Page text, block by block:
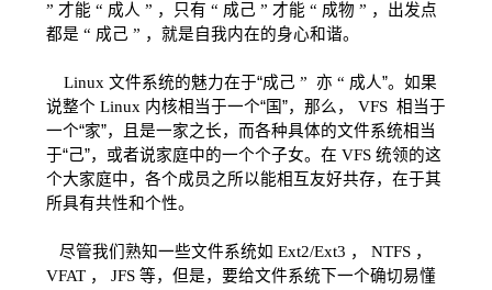
” 才能 “ 成人 ” ，只有 “ 成己 ” 才能 “ 成物 ” ，出发点
都是 “ 成己 ” ，就是自我内在的身心和谐。
Linux 文件系统的魅力在于“成己 ” 亦 “ 成人”。如果
说整个 Linux 内核相当于一个“国”，那么， VFS 相当于
一个“家”，且是一家之长，而各种具体的文件系统相当
于“己”，或者说家庭中的一个个子女。在 VFS 统领的这
个大家庭中，各个成员之所以能相互友好共存，在于其
所具有共性和个性。
尽管我们熟知一些文件系统如 Ext2/Ext3 ， NTFS ，
VFAT ， JFS 等，但是，要给文件系统下一个确切易懂